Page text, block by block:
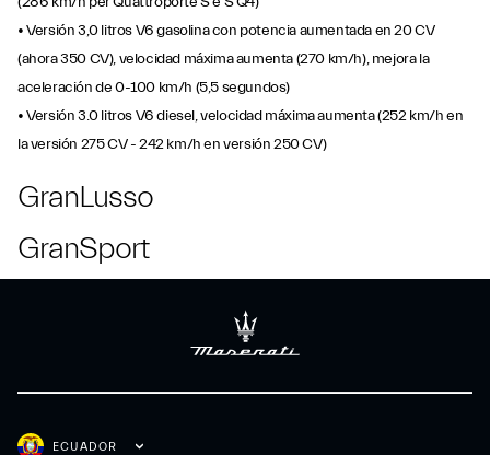
• Versión 3,0 litros V6 gasolina con potencia aumentada en 20 CV
(ahora 350 CV), velocidad máxima aumenta (270 km/h), mejora la
aceleración de 0-100 km/h (5,5 segundos)
• Versión 3.0 litros V6 diesel, velocidad máxima aumenta (252 km/h en
la versión 275 CV - 242 km/h en versión 250 CV)
GranLusso
GranSport
ECUADOR